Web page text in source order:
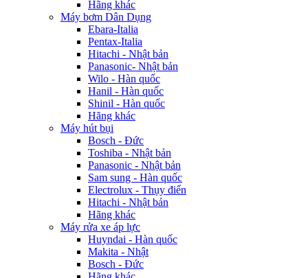
Hãng khác
Máy bơm Dân Dụng
Ebara-Italia
Pentax-Italia
Hitachi - Nhật bản
Panasonic- Nhật bản
Wilo - Hàn quốc
Hanil - Hàn quốc
Shinil - Hàn quốc
Hãng khác
Máy hút bụi
Bosch - Đức
Toshiba - Nhật bản
Panasonic - Nhật bản
Sam sung - Hàn quốc
Electrolux - Thụy điển
Hitachi - Nhật bản
Hãng khác
Máy rửa xe áp lực
Huyndai - Hàn quốc
Makita - Nhật
Bosch - Đức